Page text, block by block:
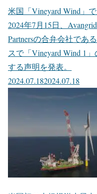
米国「Vineyard Wind」
2024年7月15日、
Partnersの合弁会社であ
スで「Vineyard Wind 1
する声明を発表。
2024.07.182024.07.18